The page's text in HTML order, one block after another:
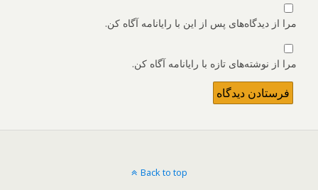
مرا از دیدگاه‌های پس از این با رایانامه آگاه کن.
مرا از نوشته‌های تازه با رایانامه آگاه کن.
Back to top